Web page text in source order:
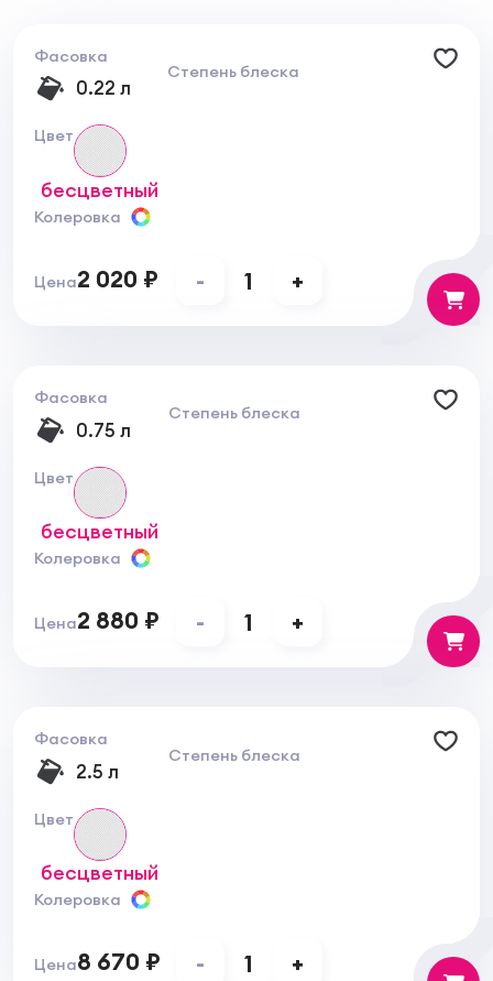
древесины.
Фасовка
0.22 л
Степень блеска
Цвет
бесцветный
Колеровка
Цена2 020 ₽ - 1 +
Фасовка
0.75 л
Степень блеска
Цвет
бесцветный
Колеровка
Цена2 880 ₽ - 1 +
Фасовка
2.5 л
Степень блеска
Цвет
бесцветный
Колеровка
Цена8 670 ₽ - 1 +